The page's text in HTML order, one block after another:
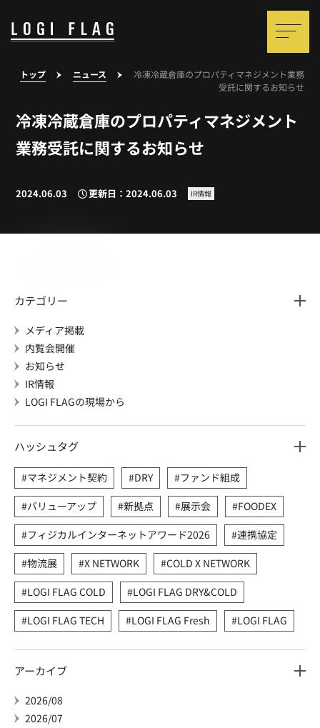
トップ ニュース
冷凍冷蔵倉庫のプロパティマネジメント業務
受託に関するお知らせ
冷凍冷蔵倉庫のプロパティマネジメント
業務受託に関するお知らせ
2024.06.03 更新日：2024.06.03 IR情報
カテゴリー
メディア掲載
内覧会開催
お知らせ
IR情報
LOGI FLAGの現場から
ハッシュタグ
マネジメント契約 DRY
ファンド組成
バリューアップ
新拠点 展示会
FOODEX
フィジカルインターネットアワード2026
連携協定
物流展
X NETWORK
COLD X NETWORK
LOGI FLAG COLD
LOGI FLAG DRY&COLD
LOGI FLAG TECH
LOGI FLAG Fresh LOGI FLAG
アーカイブ
2026/08
2026/07